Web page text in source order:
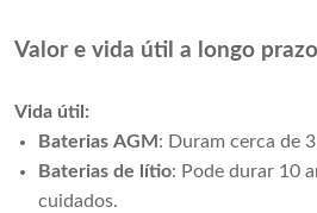
Valor e vida útil a longo prazo
Vida útil:
Baterias AGM : Duram cerca de
Baterias de lítio: Pode durar 10
cuidados.